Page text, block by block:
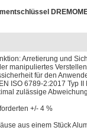
Arretierung und
manipuliertes
für den
ISO 6789-2:2017 Typ II
zulässige
+/- 4 %
aus einem Stück